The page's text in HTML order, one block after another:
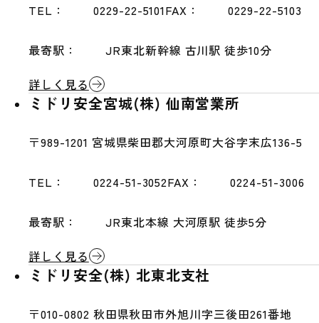
TEL： 0229-22-5101FAX： 0229-22-5103
最寄駅：
JR東北新幹線 古川駅 徒歩10分
詳しく見る
ミドリ安全宮城(株) 仙南営業所
〒989-1201 宮城県柴田郡大河原町大谷字末広136-5
TEL： 0224-51-3052FAX： 0224-51-3006
最寄駅：
JR東北本線 大河原駅 徒歩5分
詳しく見る
ミドリ安全(株) 北東北支社
〒010-0802 秋田県秋田市外旭川字三後田261番地